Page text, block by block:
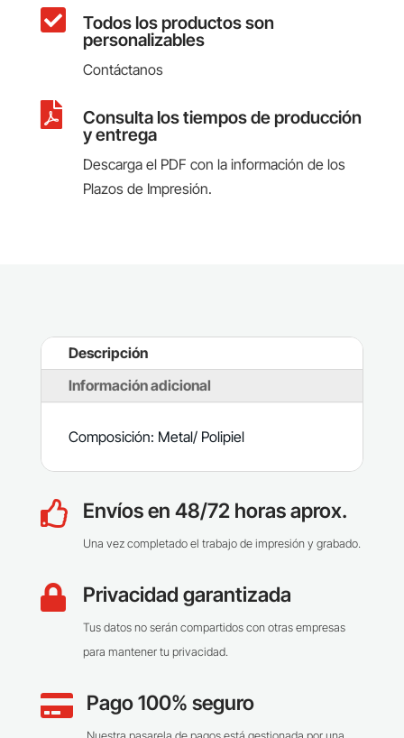
 Todos los productos son
personalizables
Contáctanos
 Consulta los tiempos de producción
y entrega
Descarga el PDF con la información de los
Plazos de Impresión.
Descripción
Información adicional
Composición: Metal/ Polipiel
 Envíos en 48/72 horas aprox.
Una vez completado el trabajo de impresión y grabado.
 Privacidad garantizada
Tus datos no serán compartidos con otras empresas
para mantener tu privacidad.
 Pago 100% seguro